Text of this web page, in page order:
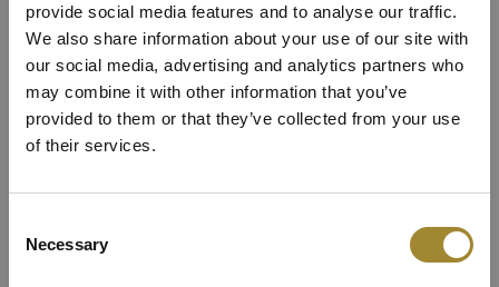
provide social media features and to analyse our traffic.
We also share information about your use of our site with
our social media, advertising and analytics partners who
may combine it with other information that you’ve
provided to them or that they’ve collected from your use
of their services.
Selection
Necessary
Apartmán Lux v hlavní
budově resortu